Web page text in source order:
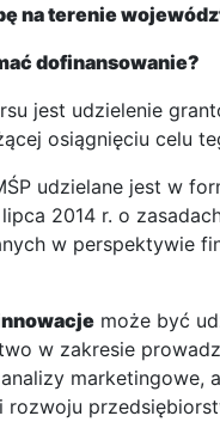
na terenie
dofinansowanie?
jest udzielenie
osiągnięciu celu
udzielane jest w
2014 r. o
w perspektywie
może być
w zakresie
marketingowe,
rozwoju